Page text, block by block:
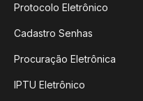
Protocolo Eletrônico
Cadastro Senhas
Procuração Eletrônica
IPTU Eletrônico